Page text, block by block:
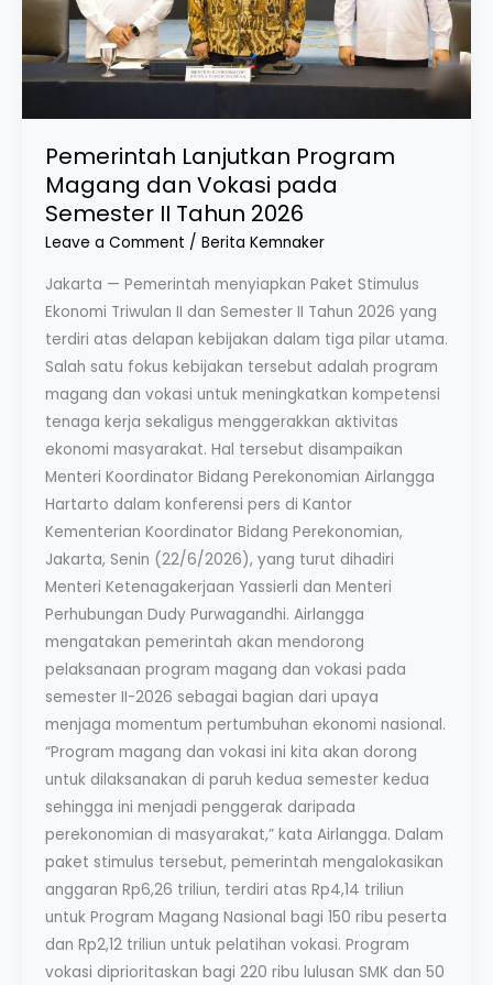
Pemerintah Lanjutkan Program
Magang dan Vokasi pada
Semester II Tahun 2026
Leave a Comment / Berita Kemnaker
Jakarta — Pemerintah menyiapkan Paket Stimulus
Ekonomi Triwulan II dan Semester II Tahun 2026 yang
terdiri atas delapan kebijakan dalam tiga pilar utama.
Salah satu fokus kebijakan tersebut adalah program
magang dan vokasi untuk meningkatkan kompetensi
tenaga kerja sekaligus menggerakkan aktivitas
ekonomi masyarakat. Hal tersebut disampaikan
Menteri Koordinator Bidang Perekonomian Airlangga
Hartarto dalam konferensi pers di Kantor
Kementerian Koordinator Bidang Perekonomian,
Jakarta, Senin (22/6/2026), yang turut dihadiri
Menteri Ketenagakerjaan Yassierli dan Menteri
Perhubungan Dudy Purwagandhi. Airlangga
mengatakan pemerintah akan mendorong
pelaksanaan program magang dan vokasi pada
semester II-2026 sebagai bagian dari upaya
menjaga momentum pertumbuhan ekonomi nasional.
“Program magang dan vokasi ini kita akan dorong
untuk dilaksanakan di paruh kedua semester kedua
sehingga ini menjadi penggerak daripada
perekonomian di masyarakat,” kata Airlangga. Dalam
paket stimulus tersebut, pemerintah mengalokasikan
anggaran Rp6,26 triliun, terdiri atas Rp4,14 triliun
untuk Program Magang Nasional bagi 150 ribu peserta
dan Rp2,12 triliun untuk pelatihan vokasi. Program
vokasi diprioritaskan bagi 220 ribu lulusan SMK dan 50
Semester
II
Tahun